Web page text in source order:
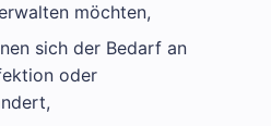
möchten,
sich der Bedarf an
oder